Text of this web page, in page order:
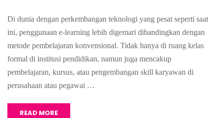
Di dunia dengan perkembangan teknologi yang pesat seperti saat
ini, penggunaan e-learning lebih digemari dibandingkan dengan
metode pembelajaran konvensional. Tidak hanya di ruang kelas
formal di institusi pendidikan, namun juga mencakup
pembelajaran, kursus, atau pengembangan skill karyawan di
perusahaan atau pegawai …
READ MORE